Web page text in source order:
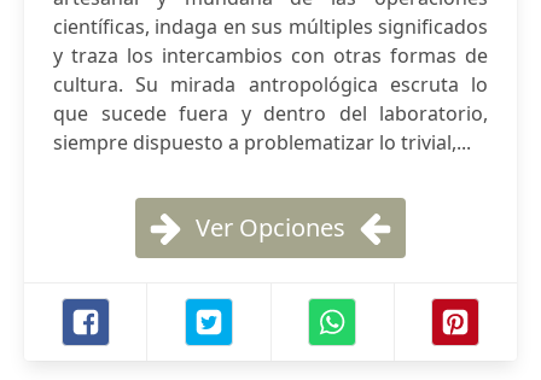
científicas, indaga en sus múltiples significados
y traza los intercambios con otras formas de
cultura. Su mirada antropológica escruta lo
que sucede fuera y dentro del laboratorio,
siempre dispuesto a problematizar lo trivial,...
Ver Opciones